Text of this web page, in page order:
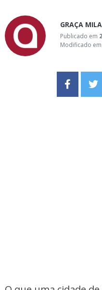
GRAÇA
Publicado em
Modificado